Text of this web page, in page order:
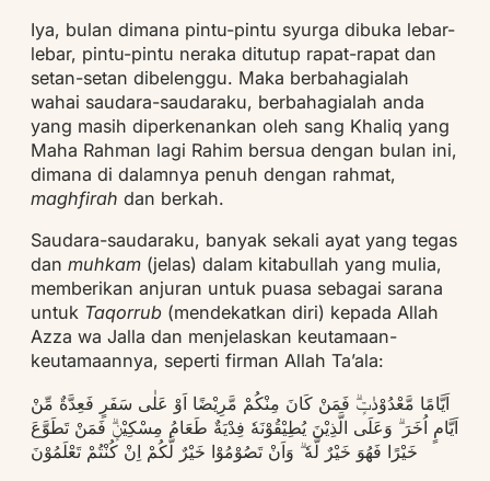
Iya, bulan dimana pintu-pintu syurga dibuka lebar-
lebar, pintu-pintu neraka ditutup rapat-rapat dan
setan-setan dibelenggu. Maka berbahagialah
wahai saudara-saudaraku, berbahagialah anda
yang masih diperkenankan oleh sang Khaliq yang
Maha Rahman lagi Rahim bersua dengan bulan ini,
dimana di dalamnya penuh dengan rahmat,
maghfirah dan berkah.
Saudara-saudaraku, banyak sekali ayat yang tegas
dan muhkam (jelas) dalam kitabullah yang mulia,
memberikan anjuran untuk puasa sebagai sarana
untuk Taqorrub (mendekatkan diri) kepada Allah
Azza wa Jalla dan menjelaskan keutamaan-
keutamaannya, seperti firman Allah Ta’ala:
اَيَّامًا مَّعْدُوْدٰتٍۗ فَمَنْ كَانَ مِنْكُمْ مَّرِيْضًا اَوْ عَلٰى سَفَرٍ فَعِدَّةٌ مِّنْ
اَيَّامٍ اُخَرَ ۗ وَعَلَى الَّذِيْنَ يُطِيْقُوْنَهٗ فِدْيَةٌ طَعَامُ مِسْكِيْنٍۗ فَمَنْ تَطَوَّعَ
خَيْرًا فَهُوَ خَيْرٌ لَّهٗ ۗ وَاَنْ تَصُوْمُوْا خَيْرٌ لَّكُمْ اِنْ كُنْتُمْ تَعْلَمُوْنَ